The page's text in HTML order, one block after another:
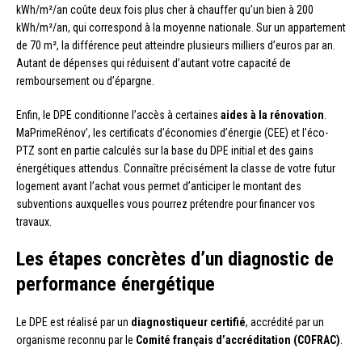
kWh/m²/an coûte deux fois plus cher à chauffer qu’un bien à 200
kWh/m²/an, qui correspond à la moyenne nationale. Sur un appartement
de 70 m², la différence peut atteindre plusieurs milliers d’euros par an.
Autant de dépenses qui réduisent d’autant votre capacité de
remboursement ou d’épargne.
Enfin, le DPE conditionne l’accès à certaines aides à la rénovation
MaPrimeRénov’, les certificats d’économies d’énergie (CEE) et l’éco-
PTZ sont en partie calculés sur la base du DPE initial et des gains
énergétiques attendus. Connaître précisément la classe de votre futur
logement avant l’achat vous permet d’anticiper le montant des
subventions auxquelles vous pourrez prétendre pour financer vos
travaux.
Les étapes concrètes d’un diagnostic de
performance énergétique
Le DPE est réalisé par un diagnostiqueur certifié, accrédité par un
organisme reconnu par le Comité français d’accréditation (COFRAC)